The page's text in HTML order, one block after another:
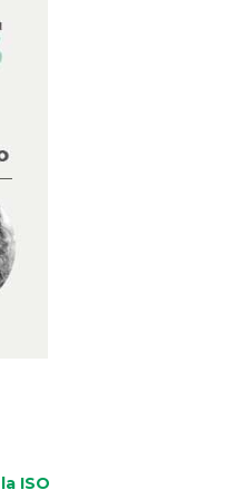
la ISO